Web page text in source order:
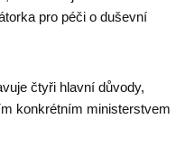
pro péči o duševní
čtyři hlavní důvody,
konkrétním ministerstvem